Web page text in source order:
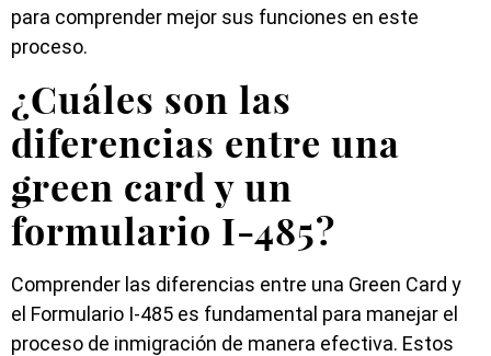
para comprender mejor sus funciones en este
proceso.
¿Cuáles son las
diferencias entre una
green card y un
formulario I-485?
Comprender las diferencias entre una Green Card y
el Formulario I-485 es fundamental para manejar el
proceso de inmigración de manera efectiva. Estos